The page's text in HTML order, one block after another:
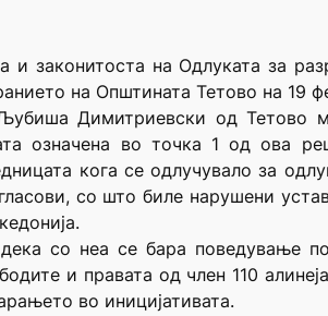
законитоста на Одлуката за
на Општината Тетово на 19
Димитриевски од Тетово
означена во точка 1 од ова
кога се одлучувало за
со што биле нарушени
дека со неа се бара поведување
и правата од член 110
во иницијативата.